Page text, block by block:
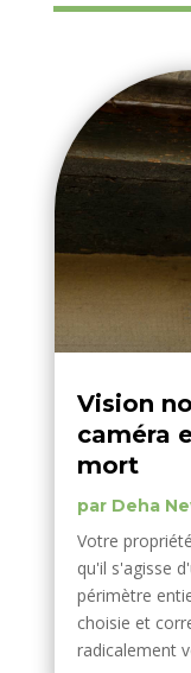
Vision
caméra
mort
par Deha
Votre
qu'il s'agisse
périmètre
choisie et
radicalement